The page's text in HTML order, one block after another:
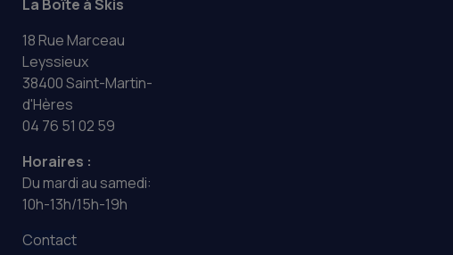
La Boîte à Skis
18 Rue Marceau
Leyssieux
38400 Saint-Martin-
d'Hères
04 76 51 02 59
Horaires :
Du mardi au samedi:
10h-13h/15h-19h
Contact